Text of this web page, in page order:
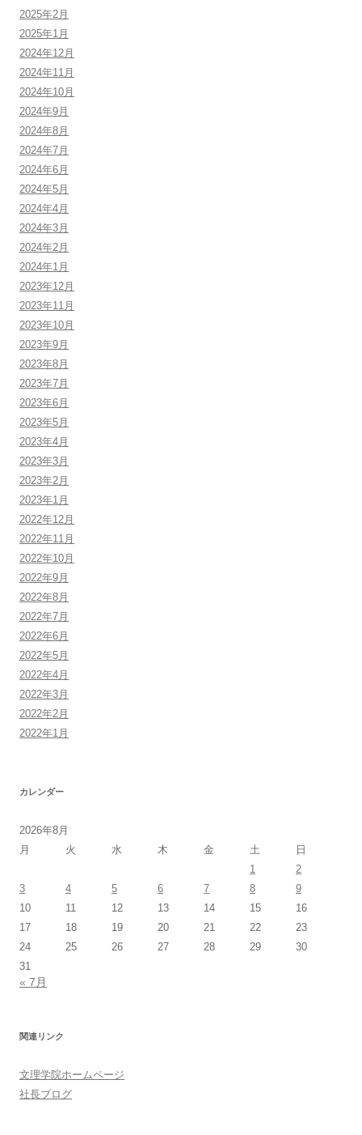
2025年2月
2025年1月
2024年12月
2024年11月
2024年10月
2024年9月
2024年8月
2024年7月
2024年6月
2024年5月
2024年4月
2024年3月
2024年2月
2024年1月
2023年12月
2023年11月
2023年10月
2023年9月
2023年8月
2023年7月
2023年6月
2023年5月
2023年4月
2023年3月
2023年2月
2023年1月
2022年12月
2022年11月
2022年10月
2022年9月
2022年8月
2022年7月
2022年6月
2022年5月
2022年4月
2022年3月
2022年2月
2022年1月
カレンダー
2026年8月
月
火 水 木 金 土
日
1
2
3
4 5 6 7 8
9
10
11 12 13 14 15
16
17
18 19 20 21 22
23
24
25 26 27 28 29
30
31
« 7月
関連リンク
文理学院ホームページ
社長ブログ